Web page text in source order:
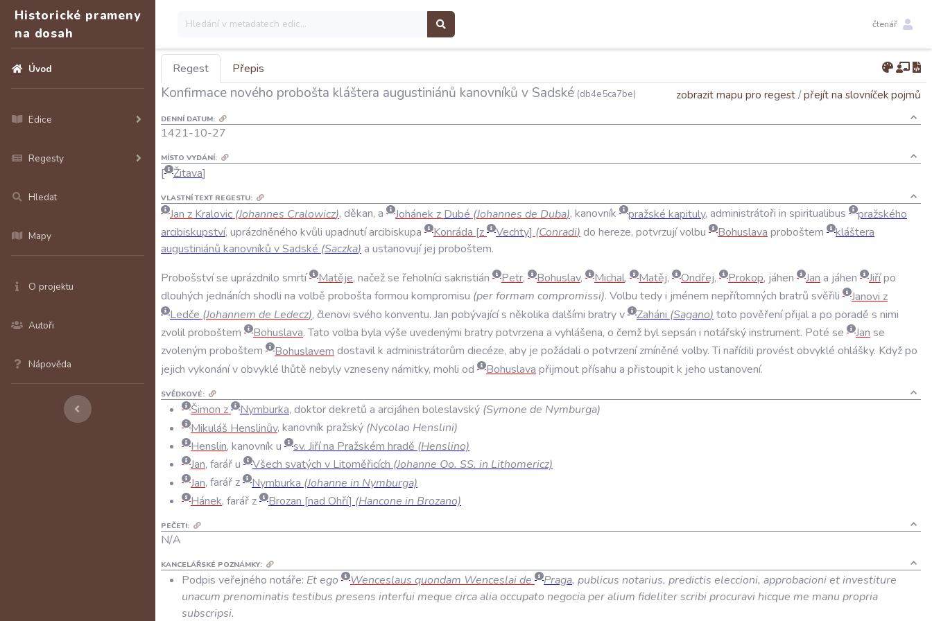
Historické prameny
na dosah
Úvod
Edice
Regesty
Hledat
Mapy
O projektu
Autoři
Nápověda
čtenář
Regest Přepis
Konfirmace nového probošta kláštera augustiniánů kanovníků v Sadské (db4e5ca7be) zobrazit mapu pro regest/přejít na slovníček pojmů
DENNÍ DATUM:
1421-10-27
MÍSTO VYDÁNÍ:
Žitava
VLASTNÍ TEXT REGESTU:
Jan z Kralovic (Johannes Cralowicz), děkan, a Johánek z Dubé (Johannes de Duba), kanovník pražské kapituly, administrátoři in spiritualibus
pražského
arcibiskupství, uprázdněného kvůli upadnutíarcibiskupa Konráda z Vechty (Conradi) do hereze, potvrzujívolbu Bohuslava proboštem
kláštera
augustiniánů kanovníků vSadské (Saczka) a ustanovují jej proboštem.
Probošstvíse uprázdnilo smrtí Matěje, načežse řeholníci sakristián Petr, Bohuslav, Michal, Matěj, Ondřej, Prokop, jáhen Jan a jáhen Jiřípo
dlouhých jednáních shodli na volbě probošta formou kompromisu (performam compromissi). Volbu tedyi jménem nepřítomných bratrů svěřili Janovi z
Ledče (Johannem de Ledecz), členovi svého konventu. Jan pobývajícís několika dalšími bratryv Zaháni (Sagano) toto pověřenípřijala po poradě s nimi
zvolilproboštem Bohuslava.Tato volba byla výše uvedenými bratrypotvrzena a vyhlášena, o čemžbylsepsán i notářskýinstrument. Poté se Jan se
zvoleným proboštem Bohuslavem dostavilk administrátorům diecéze, aby je požádali o potvrzení zmíněné volby.Ti nařídili provéstobvyklé ohlášky. Kdyžpo
jejich vykonánívobvyklé lhůtě nebylyvznesenynámitky, mohli od Bohuslava přijmoutpřísahu a přistoupitk jeho ustanovení.
SVĚDKOVÉ:
Šimon z Nymburka, doktor dekretů a arcijáhen boleslavský (Symone de Nymburga)
Mikuláš Henslinův, kanovník pražský (Nycolao Henslini)
Henslin, kanovník u sv. Jiří na Pražském hradě (Henslino)
Jan, farář u Všech svatých v Litoměřicích (Johanne Oo. SS. in Lithomericz)
Jan, farář z Nymburka (Johanne in Nymburga)
Hánek, farář z Brozan nad Ohří (Hancone in Brozano)
PEČETI:
N/A
KANCELÁŘSKÉ POZNÁMKY:
Podpis veřejného notáře: Et ego Wenceslaus quondam Wenceslai de Praga, publicus notarius, predictis eleccioni, approbacioni et investiture
unacum prenominatis testibus presens interfui meque circa alia occupato negocia per alium fideliter scribi procuravi hicque me manu propria
subscripsi.